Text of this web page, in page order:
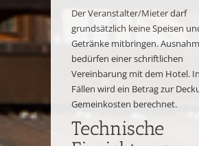
Der Veranstalter/Mieter darf
grundsätzlich keine Speisen
Getränke mitbringen.
bedürfen einer schriftlichen
Vereinbarung mit dem Hotel.
Fällen wird ein Betrag zur
Gemeinkosten berechnet.
Technische